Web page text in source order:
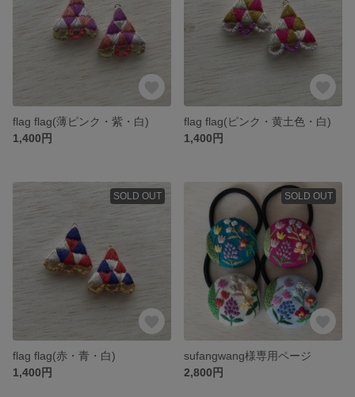
flag flag(薄ピンク・紫・白)
1,400円
flag flag(ピンク・黄土色・白)
1,400円
SOLD OUT
flag flag(赤・青・白)
1,400円
SOLD OUT
sufangwang様専用ページ
2,800円